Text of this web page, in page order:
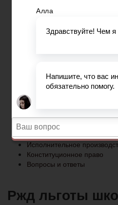
Вопросы и ответы
Главная
Социальное обеспечение
Квитанции ЖКХ
Исполнительное
Конституционное право
Вопросы и ответы
Ржд льготы